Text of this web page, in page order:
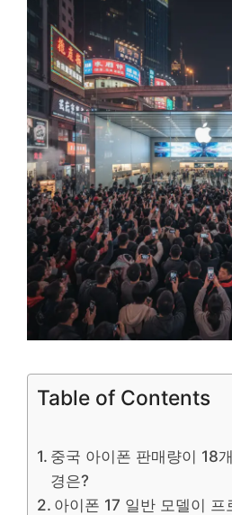
Table of Contents
중국 아이폰 판매량이 18
경은?
아이폰 17 일반 모델이 프